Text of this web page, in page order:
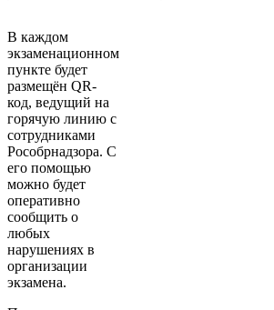
В каждом
экзаменационном
пункте будет
размещён QR-
код, ведущий на
горячую линию с
сотрудниками
Рособрнадзора. С
его помощью
можно будет
оперативно
сообщить о
любых
нарушениях в
организации
экзамена.